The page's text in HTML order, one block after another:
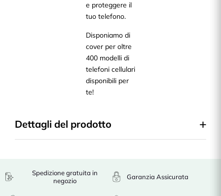
e proteggere il
tuo telefono.
Disponiamo di
cover per oltre
400 modelli di
telefoni cellulari
disponibili per
te!
Dettagli del prodotto
Spedizione gratuita in
negozio
Garanzia Assicurata